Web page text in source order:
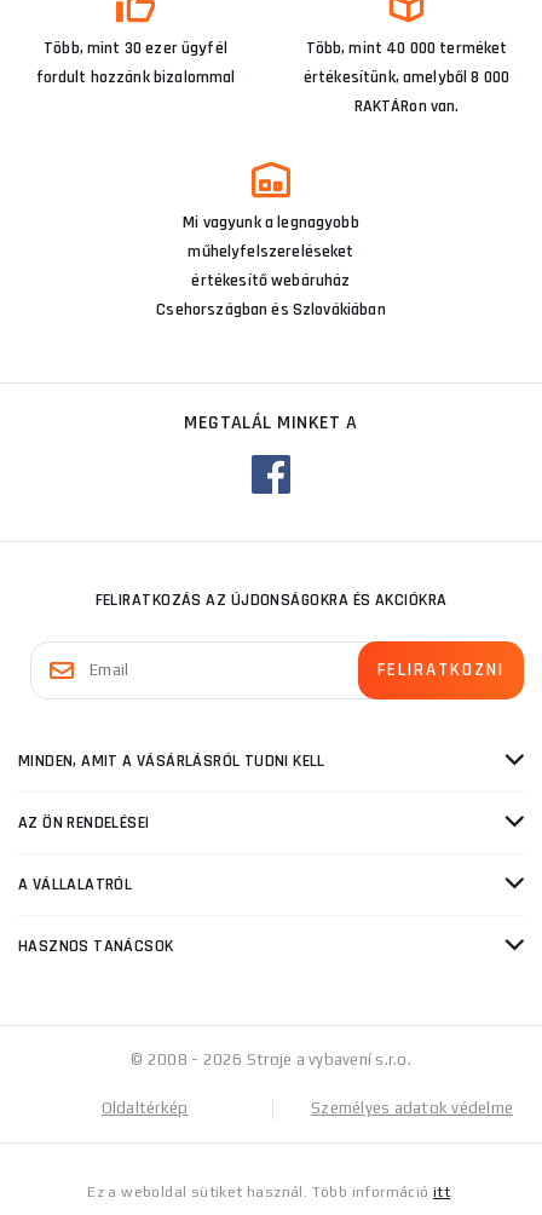
Több, mint 30 ezer ügyfél
fordult hozzánk bizalommal
Több, mint 40 000 terméket
értékesítünk, amelyből 8 000
RAKTÁRon van.
Mi vagyunk a legnagyobb
műhelyfelszereléseket
értékesítő webáruház
Csehországban és Szlovákiában
MEGTALÁL MINKET A
FELIRATKOZÁS AZ ÚJDONSÁGOKRA ÉS AKCIÓKRA
MINDEN, AMIT A VÁSÁRLÁSRÓL TUDNI KELL
AZ ÖN RENDELÉSEI
A VÁLLALATRÓL
HASZNOS TANÁCSOK
© 2008 - 2026 Stroje a vybavení s.r.o.
Oldaltérkép Személyes adatok védelme
Ez a weboldal sütiket használ. Több információitt.